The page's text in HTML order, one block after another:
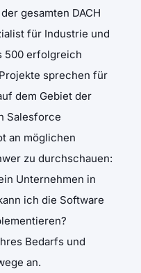
gesamten DACH
für Industrie und
500 erfolgreich
sprechen für
dem Gebiet der
Salesforce
an möglichen
zu durchschauen:
Unternehmen in
ich die Software
Bedarfs und
an.